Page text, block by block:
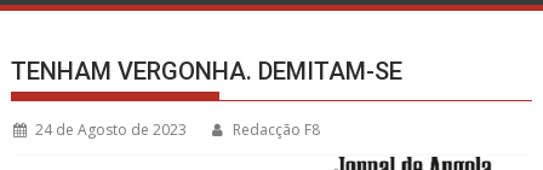
TENHAM VERGONHA. DEMITAM-SE
24 de Agosto de 2023 Redacção F8